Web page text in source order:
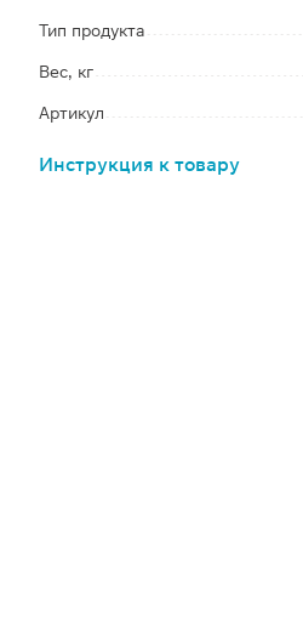
Тип продукта
Вес, кг
Артикул
Инструкция к товару